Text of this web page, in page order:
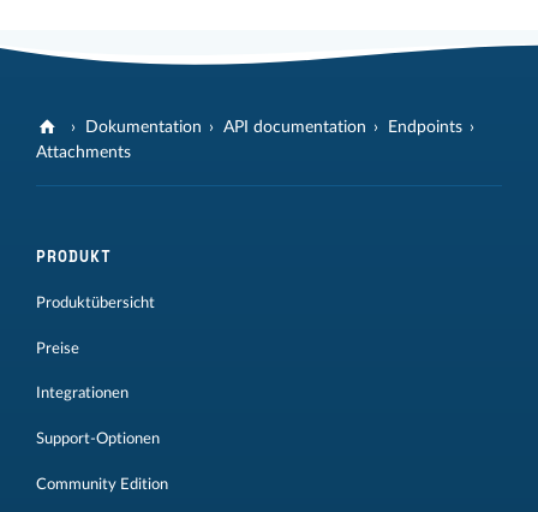
Dokumentation API documentation
Endpoints
Attachments
PRODUKT
Produktübersicht
Preise
Integrationen
Support-Optionen
Community Edition